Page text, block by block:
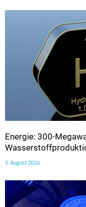
Energie: 300-
5. August 2026